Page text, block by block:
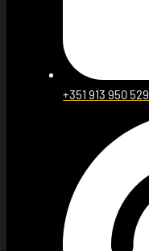
+351 913 950 529